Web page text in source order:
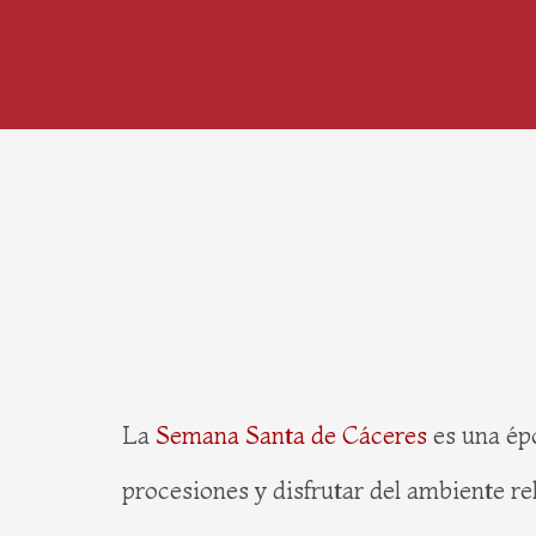
La Semana Santa de Cáceres es una
procesiones y disfrutar del ambiente